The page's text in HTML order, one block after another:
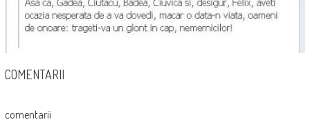
COMENTARII
comentarii